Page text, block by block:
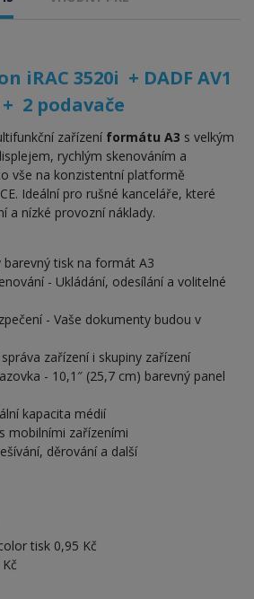
iRAC 3520i + DADF AV1
2 podavače
zařízení formátu A3 s velkým
rychlým skenováním a
vše na konzistentní platformě
Ideální pro rušné kanceláře, které
a nízké provozní náklady.
barevný tisk na formát A3
- Ukládání, odesílání a volitelné
- Vaše dokumenty budou v
zařízení i skupiny zařízení
- 10,1″ (25,7 cm) barevný panel
kapacita médií
mobilními zařízeními
děrování a další
tisk 0,95 Kč